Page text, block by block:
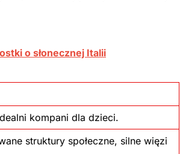
o słonecznej Italii
kompani dla dzieci.
struktury społeczne, silne więzi